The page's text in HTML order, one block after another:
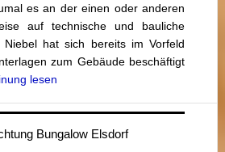
es an der einen oder anderen
auf technische und bauliche
hat sich bereits im Vorfeld
zum Gebäude beschäftigt
lesen
Bungalow Elsdorf